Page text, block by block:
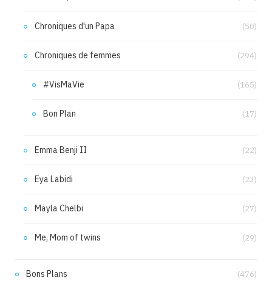
Chroniques d'un Papa (50)
Chroniques de femmes (294)
#VisMaVie (165)
Bon Plan (17)
Emma Benji II (22)
Eya Labidi (23)
Mayla Chelbi (27)
Me, Mom of twins (29)
Bons Plans (476)